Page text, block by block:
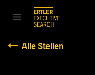
Zum Inhalt springen
Alle Stellen